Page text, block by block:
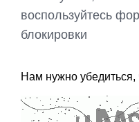
воспользуйтесь
блокировки
Нам нужно убедиться,